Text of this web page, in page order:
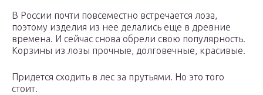
В России почти повсеместно встречается лоза,
поэтому изделия из нее делались еще в древние
времена. И сейчас снова обрели свою популярность.
Корзины из лозы прочные, долговечные, красивые.
Придется сходить в лес за прутьями. Но это того
стоит.